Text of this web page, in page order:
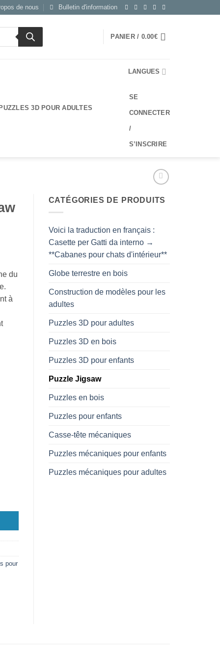
de nous Bulletin d'information
PANIER / 0.00€
3D POUR ADULTES
LANGUES
SE
CONNECTER
/
S’INSCRIRE
du
à
pour
CATÉGORIES DE PRODUITS
Voici la traduction en français :
Casette per Gatti da interno →
**Cabanes pour chats d'intérieur**
Globe terrestre en bois
Construction de modèles pour les
adultes
Puzzles 3D pour adultes
Puzzles 3D en bois
Puzzles 3D pour enfants
Puzzle Jigsaw
Puzzles en bois
Puzzles pour enfants
Casse-tête mécaniques
Puzzles mécaniques pour enfants
Puzzles mécaniques pour adultes